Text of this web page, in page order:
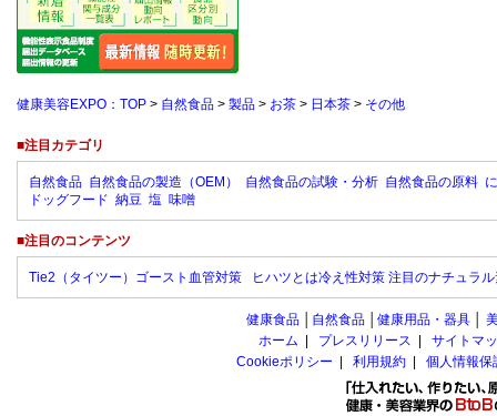
健康美容EXPO：TOP > 自然食品 > 製品 > お茶 > 日本茶 > その他
■注目カテゴリ
自然食品 自然食品の製造（OEM） 自然食品の試験・分析 自然食品の原料
ドッグフード 納豆 塩 味噌
■注目のコンテンツ
Tie2（タイツー）ゴースト血管対策 ヒハツとは冷え性対策 注目のナチュラ
健康食品 自然食品 健康用品・器具
ホーム
プレスリリース
サイトマ
Cookieポリシー
利用規約| 個人情報保